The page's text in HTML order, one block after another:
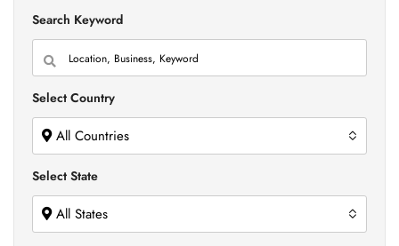
Search Keyword
Select Country
All Countries
Select State
All States